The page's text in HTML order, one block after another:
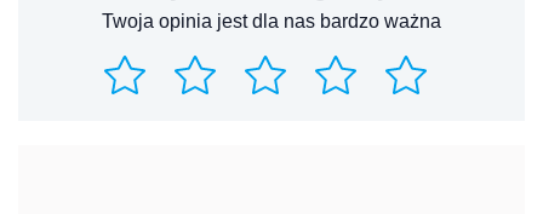
Twoja opinia jest dla nas bardzo ważna